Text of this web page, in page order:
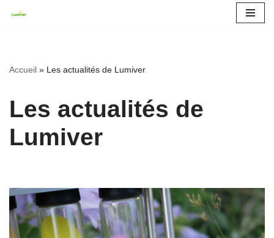
Accueil » Les actualités de Lumiver
Les actualités de
Lumiver